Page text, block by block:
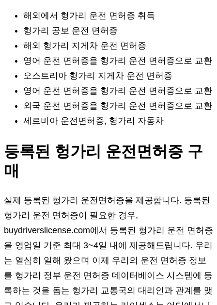
해외에서 헝가리 운전 면허증 취득
헝가리 공보 운전 면허증
해외 헝가리 지게차 운전 면허증
영어 운전 면허증을 헝가리 운전 면허증으로 교환
오스트리아 헝가리 지게차 운전 면허증
영어 운전 면허증을 헝가리 운전 면허증으로 교환
외국 운전 면허증을 헝가리 운전 면허증으로 교환
세르비아 운전면허증, 헝가리 자동차
등록된 헝가리 운전면허증 구
매
실제 등록된 헝가리 운전면허증을 제공합니다. 등록된
헝가리 운전 면허증이 필요한 경우,
buydriverslicense.com에서 등록된 헝가리 운전 면허증
을 영업일 기준 최대 3~4일 내에 제공해드립니다. 우리
는 열심히 일해 왔으며 이제 우리의 운전 면허증 정보
를 헝가리 정부 운전 면허증 데이터베이스 시스템에 등
록하는 것을 돕는 헝가리 교통국의 대리인과 관계를 맺